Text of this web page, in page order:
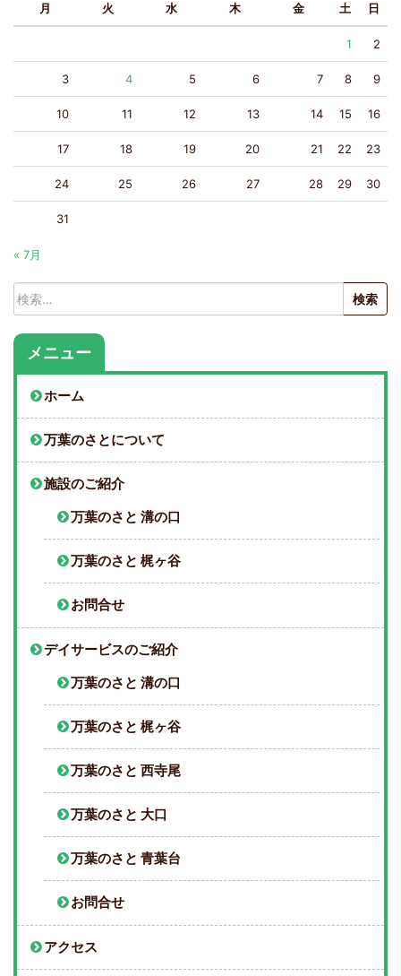
月 火 水 木 金 土 日
1 2
3 4 5 6 7 8 9
10 11 12 13 14 15 16
17 18 19 20 21 22 23
24 25 26 27 28 29 30
31
« 7月
検
索:
メニュー
ホーム
万葉のさとについて
施設のご紹介
万葉のさと 溝の口
万葉のさと 梶ヶ谷
お問合せ
デイサービスのご紹介
万葉のさと 溝の口
万葉のさと 梶ヶ谷
万葉のさと 西寺尾
万葉のさと 大口
万葉のさと 青葉台
お問合せ
アクセス